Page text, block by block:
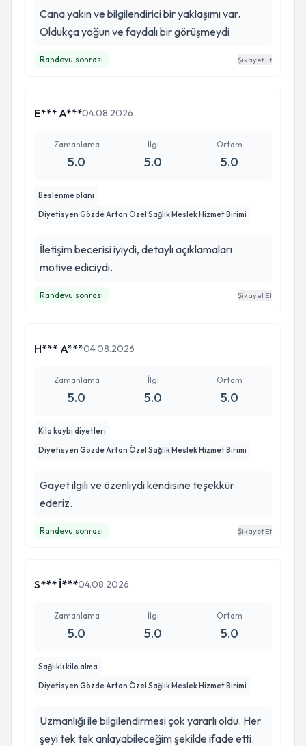
Cana yakın ve bilgilendirici bir yaklaşımı var.
Oldukça yoğun ve faydalı bir görüşmeydi
Randevu sonrası Şikayet Et
E*** A***04.08.2026
Zamanlama
5.0
İlgi
5.0
Ortam
5.0
Beslenme planı
Diyetisyen Gözde Artan Özel Sağlık Meslek Hizmet Birimi
İletişim becerisi iyiydi, detaylı açıklamaları
motive ediciydi.
Randevu sonrası Şikayet Et
H*** A***04.08.2026
Zamanlama
5.0
İlgi
5.0
Ortam
5.0
Kilo kaybı diyetleri
Diyetisyen Gözde Artan Özel Sağlık Meslek Hizmet Birimi
Gayet ilgili ve özenliydi kendisine teşekkür
ederiz.
Randevu sonrası Şikayet Et
S*** İ***04.08.2026
Zamanlama
5.0
İlgi
5.0
Ortam
5.0
Sağlıklı kilo alma
Diyetisyen Gözde Artan Özel Sağlık Meslek Hizmet Birimi
Uzmanlığı ile bilgilendirmesi çok yararlı oldu. Her
şeyi tek tek anlayabileceğim şekilde ifade etti.